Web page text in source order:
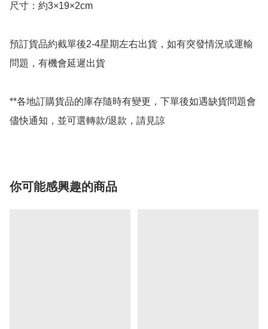
尺寸：約3×19×2cm
預訂貨品約截單後2-4星期左右出貨，如有突發情況或運輸
問題，有機會延遲出貨
**各地訂購貨品的庫存隨時有變更，下單後如遇缺貨問題會
儘快通知，並可選轉款/退款，請見諒
你可能感興趣的商品